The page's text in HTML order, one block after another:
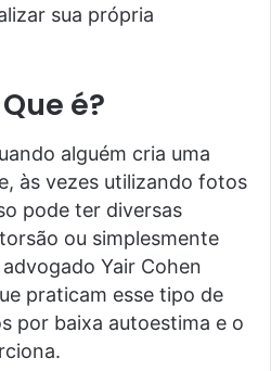
sua própria
é?
alguém cria uma
às vezes utilizando fotos
pode ter diversas
ou simplesmente
Yair Cohen
praticam esse tipo de
por baixa autoestima e o